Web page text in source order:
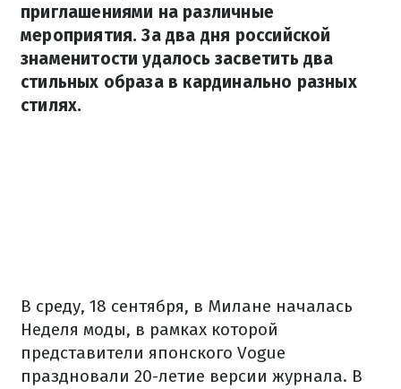
приглашениями на различные
мероприятия. За два дня российской
знаменитости удалось засветить два
стильных образа в кардинально разных
стилях.
В среду, 18 сентября, в Милане началась
Неделя моды, в рамках которой
представители японского Vogue
праздновали 20-летие версии журнала. В